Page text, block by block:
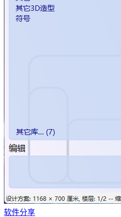
软件分享